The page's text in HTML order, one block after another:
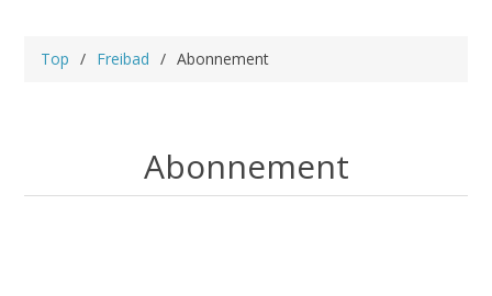
Top / Freibad / Abonnement
Abonnement